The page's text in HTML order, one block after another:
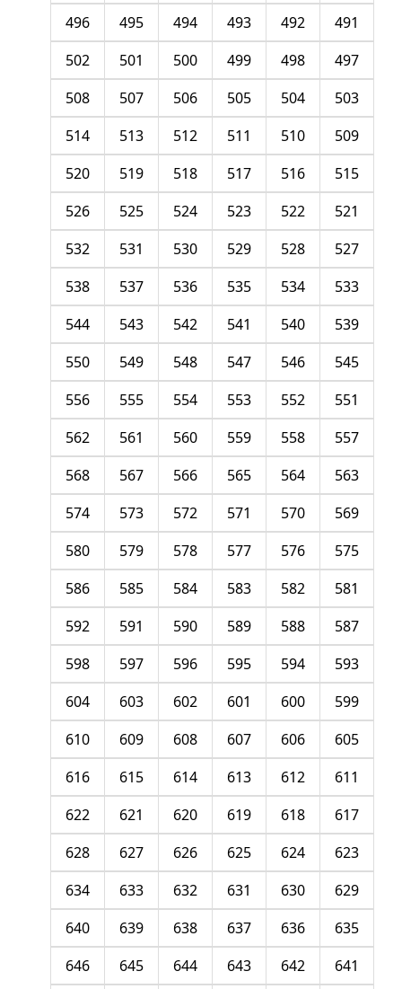
491
492
493
494
495
496
497
498
499
500
501
502
503
504
505
506
507
508
509
510
511
512
513
514
515
516
517
518
519
520
521
522
523
524
525
526
527
528
529
530
531
532
533
534
535
536
537
538
539
540
541
542
543
544
545
546
547
548
549
550
551
552
553
554
555
556
557
558
559
560
561
562
563
564
565
566
567
568
569
570
571
572
573
574
575
576
577
578
579
580
581
582
583
584
585
586
587
588
589
590
591
592
593
594
595
596
597
598
599
600
601
602
603
604
605
606
607
608
609
610
611
612
613
614
615
616
617
618
619
620
621
622
623
624
625
626
627
628
629
630
631
632
633
634
635
636
637
638
639
640
641
642
643
644
645
646